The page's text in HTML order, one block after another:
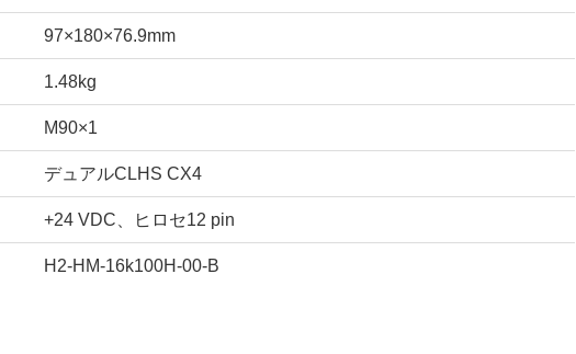
97×180×76.9mm
1.48kg
M90×1
デュアルCLHS CX4
+24 VDC、ヒロセ12 pin
H2-HM-16k100H-00-B